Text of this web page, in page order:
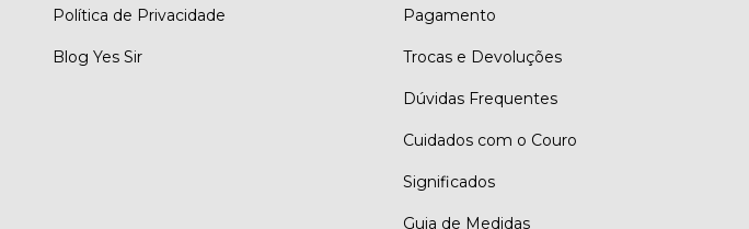
Política de Privacidade
Blog Yes Sir
Pagamento
Trocas e Devoluções
Dúvidas Frequentes
Cuidados com o Couro
Significados
Guia de Medidas